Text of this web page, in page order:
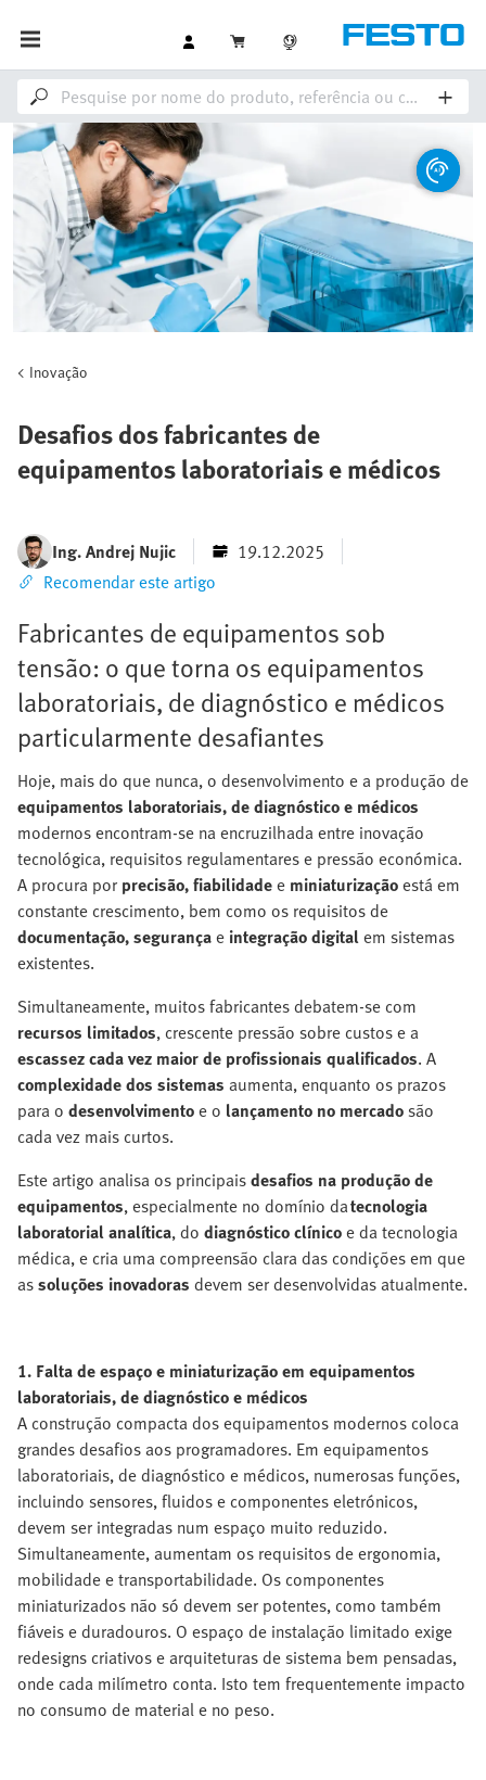
Inovação
Desafios dos fabricantes de
equipamentos laboratoriais e médicos
Ing. Andrej Nujic
19.12.2025
Recomendar este artigo
Fabricantes de equipamentos sob
tensão: o que torna os equipamentos
laboratoriais, de diagnóstico e médicos
particularmente desafiantes
Hoje, mais do que nunca, o desenvolvimento e a produção de
equipamentos laboratoriais, de diagnóstico e médicos
modernos encontram-se na encruzilhada entre inovação
tecnológica, requisitos regulamentares e pressão económica.
A procura por precisão, fiabilidadee miniaturizaçãoestá em
constante crescimento, bem como os requisitos de
documentação, segurançae integração digitalem sistemas
existentes.
Simultaneamente, muitos fabricantes debatem-se com
recursos limitados, crescente pressão sobre custose a
escassez cada vez maior de profissionais qualificados. A
complexidade dos sistemas aumenta, enquanto os prazos
para o desenvolvimentoe o lançamento no mercado são
cada vez mais curtos.
Este artigo analisa os principaisdesafios na produção de
equipamentos, especialmente no domínio datecnologia
laboratorial analítica, do diagnóstico clínicoe da tecnologia
médica, e cria uma compreensão clara das condições em que
assoluções inovadoras devem ser desenvolvidas atualmente.
1. Falta de espaço e miniaturização em equipamentos
laboratoriais, de diagnóstico e médicos
A construção compacta dos equipamentos modernos coloca
grandes desafios aos programadores. Em equipamentos
laboratoriais, de diagnóstico e médicos, numerosas funções,
incluindo sensores, fluidos e componentes eletrónicos,
devem ser integradas num espaço muito reduzido.
Simultaneamente, aumentam os requisitos de ergonomia,
mobilidade e transportabilidade. Os componentes
miniaturizados não só devem ser potentes, como também
fiáveis e duradouros. O espaço de instalação limitado exige
redesigns criativos e arquiteturas de sistema bem pensadas,
onde cada milímetro conta. Isto tem frequentemente impacto
no consumo de material e no peso.